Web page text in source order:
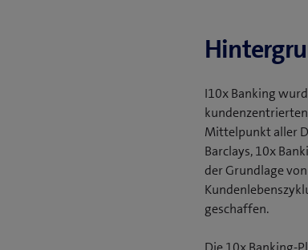
I10x Banking
Mittelpunkt aller
Barclays, 10x
der Grundlage
geschaffen.